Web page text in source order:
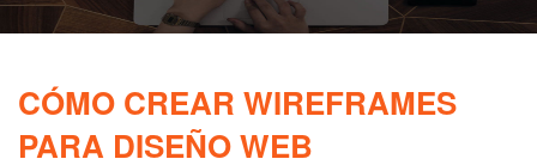
CÓMO CREAR WIREFRAMES
PARA DISEÑO WEB